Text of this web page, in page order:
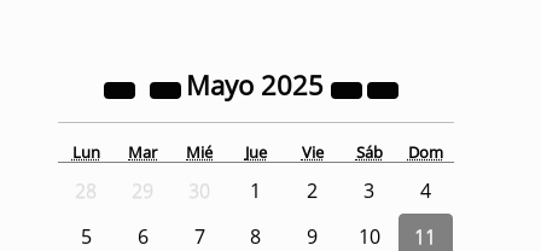
Mayo 2025
Lun Mar Mié Jue Vie Sáb Dom
28 29 30 1 2 3
4
5
6 7 8 9 10
11